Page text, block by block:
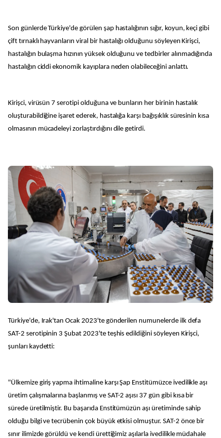
Son günlerde Türkiye'de görülen şap hastalığının sığır, koyun, keçi gibi
çift tırnaklı hayvanların viral bir hastalığı olduğunu söyleyen Kirişci,
hastalığın bulaşma hızının yüksek olduğunu ve tedbirler alınmadığında
hastalığın ciddi ekonomik kayıplara neden olabileceğini anlattı.
Kirişci, virüsün 7 serotipi olduğuna ve bunların her birinin hastalık
oluşturabildiğine işaret ederek, hastalığa karşı bağışıklık süresinin kısa
olmasının mücadeleyi zorlaştırdığını dile getirdi.
Türkiye'de, Irak'tan Ocak 2023'te gönderilen numunelerde ilk defa
SAT-2 serotipinin 3 Şubat 2023'te teşhis edildiğini söyleyen Kirişci,
şunları kaydetti:
"Ülkemize giriş yapma ihtimaline karşı Şap Enstitümüzce ivedilikle aşı
üretim çalışmalarına başlanmış ve SAT-2 aşısı 37 gün gibi kısa bir
sürede üretilmiştir. Bu başarıda Enstitümüzün aşı üretiminde sahip
olduğu bilgi ve tecrübenin çok büyük etkisi olmuştur. SAT-2 önce bir
sınır ilimizde görüldü ve kendi ürettiğimiz aşılarla ivedilikle müdahale